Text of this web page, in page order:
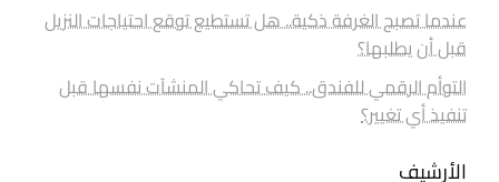
عندما تصبح الغرفة ذكية.. هل تستطيع توقع احتياجات النزيل
قبل أن يطلبها؟
التوأم الرقمي للفندق.. كيف تحاكي المنشآت نفسها قبل
تنفيذ أي تغيير؟
الأرشيف